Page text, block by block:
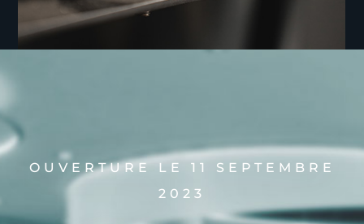
OUVERTURE LE 11 SEPTEMBRE
2023